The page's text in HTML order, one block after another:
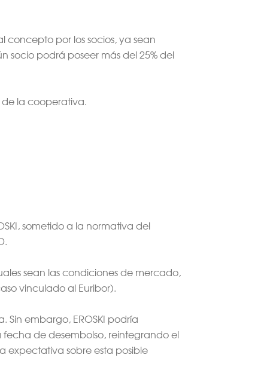
por los socios, ya sean
socio podrá poseer más del 25% del
la cooperativa.
sometido a la normativa del
sean las condiciones de mercado,
vinculado al Euribor).
embargo, EROSKI podría
de desembolso, reintegrando el
expectativa sobre esta posible